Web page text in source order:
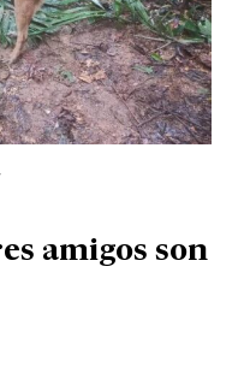
amigos son